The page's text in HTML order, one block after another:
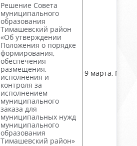
Решение Совета
муниципального
образования
Тимашевский район
«Об утверждении
Положения о порядке
формирования,
обеспечения
размещения,
исполнения и
контроля за
исполнением
муниципального
заказа для
муниципальных нужд
муниципального
образования
Тимашевский район»
9 марта, № 28